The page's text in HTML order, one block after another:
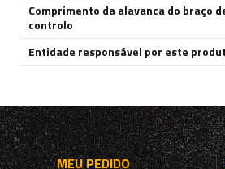
Comprimento da alavanca do braço
controlo
Entidade responsável por este
MEU PEDIDO